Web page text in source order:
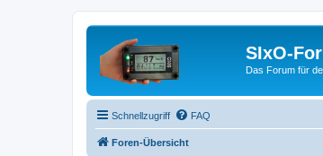
SIxO-
Das Forum für
Schnellzugriff FAQ
Foren-Übersicht